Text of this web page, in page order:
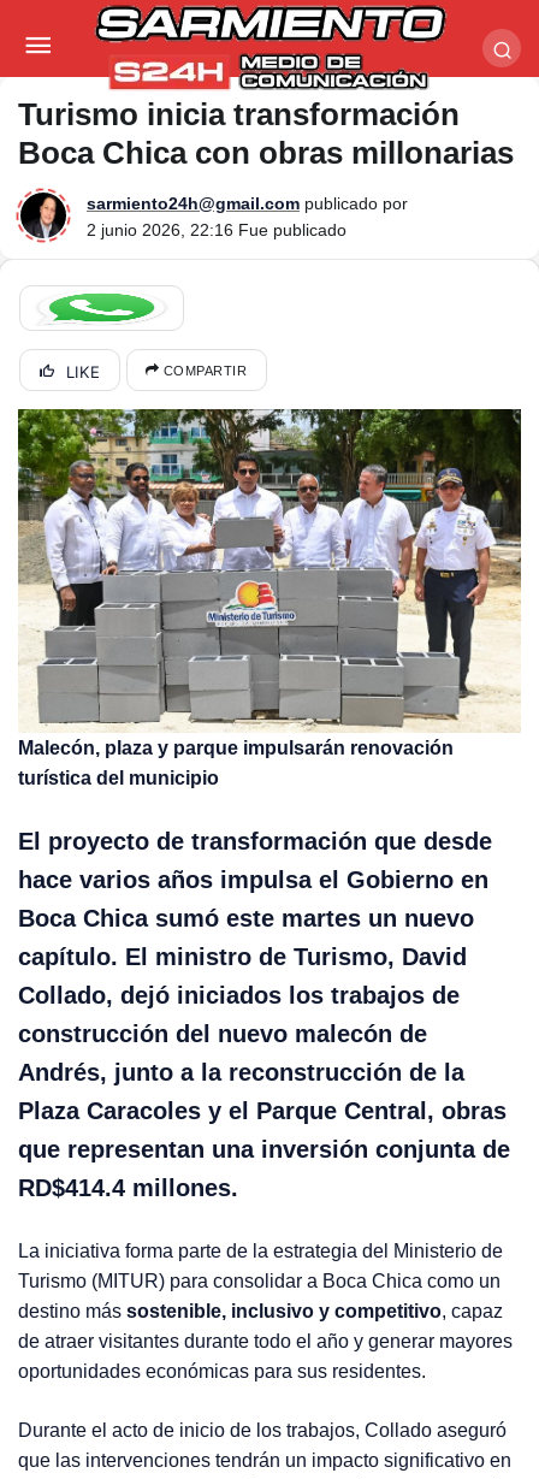
Turismo inicia transformación
Boca Chica con obras millonarias
sarmiento24h@gmail.com publicado por
2 junio 2026, 22:16 Fue publicado
LIKE COMPARTIR
Malecón, plaza y parque impulsarán renovación
turística del municipio
El proyecto de transformación que desde
hace varios años impulsa el Gobierno en
Boca Chica sumó este martes un nuevo
capítulo. El ministro de Turismo, David
Collado, dejó iniciados los trabajos de
construcción del nuevo malecón de
Andrés, junto a la reconstrucción de la
Plaza Caracoles y el Parque Central, obras
que representan una inversión conjunta de
RD$414.4 millones.
La iniciativa forma parte de la estrategia del Ministerio de
Turismo (MITUR) para consolidar a Boca Chica como un
destino mássostenible, inclusivo y competitivo, capaz
de atraer visitantes durante todo el año y generar mayores
oportunidades económicas para sus residentes.
Durante el acto de inicio de los trabajos, Collado aseguró
que las intervenciones tendrán un impacto significativo en
Turismo inicia transformación Boca Chica con
obras millonarias